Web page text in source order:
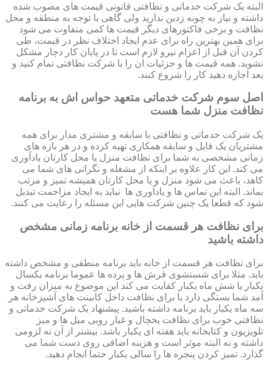
البته یک شرکت خدماتی و نظافتی قانونی قیمت های مصوب شده
داشته و نیاز به چونه زدین ندارید ولی گاهی با توجه به منطقه و محل
نظافت و برخی فاکتورهای دیگر قیمت ها کمی متفاوت می شود
برای همین بهترین راه برای عدم ایجاد اختلاف نظر در قیمت، طی
کردن آن قبل از اعزام نیرو لازم است تا در پایان کار دچار مشکل
نشوید. همه قیمت ها و جزئیات ان را با شرکت نظافتی تمام کنید و
بعد اجازه دهید کار را شروع کنند.
اصل سوم شرکت خدماتی متعهد حواس اش به برنامه
نظافت منزل شما هست
یک شرکت خدماتی و نظافتی با سابقه و مشتری مدار برای همه
مشتریان یک فایل و سابقه همکاری تهیه کرده و در هر بازه های
زمانی مشخصی به شما برای نظافت منزل یا محل کارتان یادآوری
می کند. این کار علاوه بر اینکه از مشغله و نگرانی های شما می
کاهد، باعث می شود منزل و یا محل کارتان همیشه تمیز و مرتب
بماند. البته این تماس ها و یادآوری ها نباید به ایجاد مزاحمت تبدیل
شود که قطعا یک چنین شرکت هایی این مسئله را رعایت می کنند.
برای نظافت هر قسمت از خانه برنامه زمانی مشخص
داشته باشید
برای نظافت هر قسمت از خانه باید برنامه منطقی و مشخص داشته
باید. مثلا برای شستشوی فرش ها و پرده ها عموما برنامه یکسال
یکبار یا شش ماه یکبار کفایت می کند این موضوع به میزان رفت و
آمد شما بستگی دارد یا برای نظافت داخل کابینت های آشپزخانه هر
سه ماه یکبار باید برنامه داشته باشید. پیشنهاد یک شرکت خدماتی و
نظافتی خوب برای نظافت یخچال و غبار روبی مبل ها و میز
تلویزیون و کتابخانه باید هفته ای یکبار باشد. بیشتر از آن نه لزومی
داشته و نه البته موثر است و هزینه اضافی روی دست شما می
گذارد. تمیز کردن پنجره ها را سالی یکبار حتما انجام دهید.